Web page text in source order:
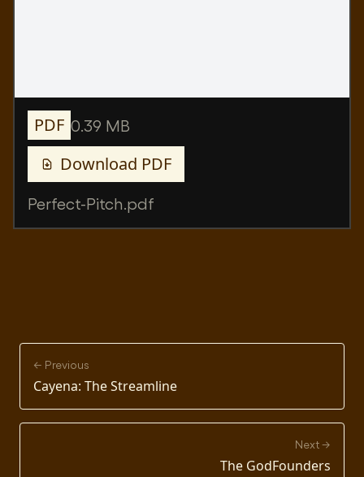
PDF 0.39 MB
Download PDF
Perfect-Pitch.pdf
← Previous
Cayena: The Streamline
Next →
The GodFounders